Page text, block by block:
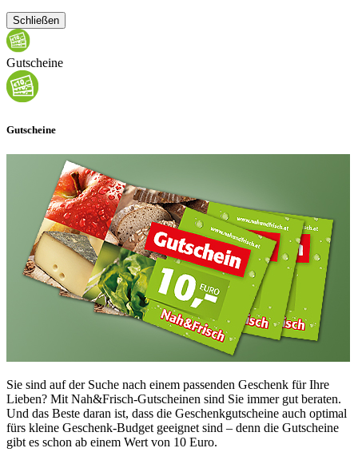
Schließen
Gutscheine
Gutscheine
Sie sind auf der Suche nach einem passenden Geschenk für Ihre
Lieben? Mit Nah&Frisch-Gutscheinen sind Sie immer gut beraten.
Und das Beste daran ist, dass die Geschenkgutscheine auch optimal
fürs kleine Geschenk-Budget geeignet sind – denn die Gutscheine
gibt es schon ab einem Wert von 10 Euro.